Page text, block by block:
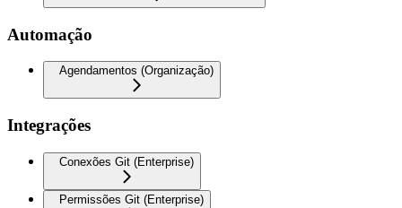
Automação
Agendamentos (Organização)
Integrações
Conexões Git (Enterprise)
Permissões Git (Enterprise)